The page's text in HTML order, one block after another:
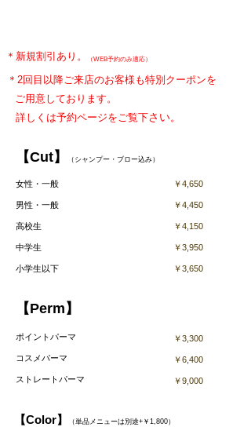
​＊新規割引あり。 ​（WEB予約のみ適応）
​＊2回目以降ご来店のお客様も特別クーポンを
ご用意しております。
詳しくは予約ページをご覧下さい。
【Cut】 （シャンプー・ブロー込み）
女性・一般
男性・一般
高校生
中学生
​小学生以下
￥4,650
￥4,450
￥4,150
￥3,950
​￥3,650
【Perm】
ポイントパーマ
コスメパーマ
​ストレート パーマ
￥3,300
￥6,400
￥9,000
【Color】 （単品メニューは別途+￥1,800）